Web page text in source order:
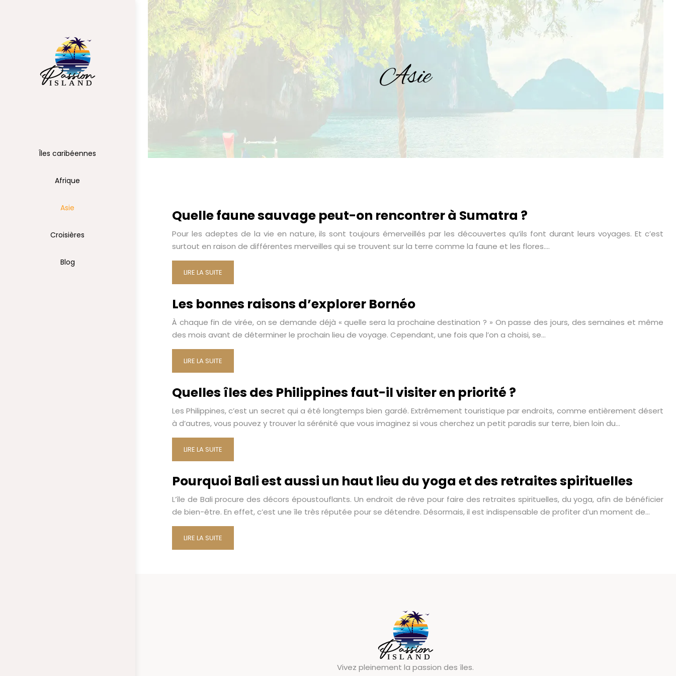
Îles caribéennes
Afrique
Asie
Croisières
Blog
Asie
Quelle faune sauvage peut-on rencontrer à Sumatra ?
Pour les adeptes de la vie en nature, ils sont toujours émerveillés par les découvertes qu’ils font durant leurs voyages. Et c’est
surtout en raison de différentes merveilles qui se trouvent sur la terre comme la faune et les flores….
LIRE LA SUITE
Les bonnes raisons d’explorer Bornéo
À chaque fin de virée, on se demande déjà « quelle sera la prochaine destination ? » On passe des jours, des semaines et même
des mois avant de déterminer le prochain lieu de voyage. Cependant, une fois que l’on a choisi, se…
LIRE LA SUITE
Quelles îles des Philippines faut-il visiter en priorité ?
Les Philippines, c’est un secret qui a été longtemps bien gardé. Extrêmement touristique par endroits, comme entièrement désert
à d’autres, vous pouvez y trouver la sérénité que vous imaginez si vous cherchez un petit paradis sur terre, bien loin du…
LIRE LA SUITE
Pourquoi Bali est aussi un haut lieu du yoga et des retraites spirituelles
L’île de Bali procure des décors époustouflants. Un endroit de rêve pour faire des retraites spirituelles, du yoga, afin de bénéficier
de bien-être. En effet, c’est une île très réputée pour se détendre. Désormais, il est indispensable de profiter d’un moment de…
LIRE LA SUITE
Vivez pleinement la passion des îles.